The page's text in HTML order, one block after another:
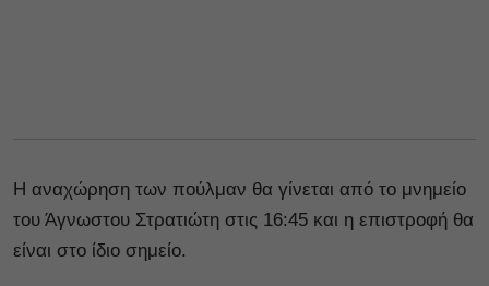
Η αναχώρηση των πούλμαν θα γίνεται από το μνημείο
του Άγνωστου Στρατιώτη στις 16:45 και η επιστροφή θα
είναι στο ίδιο σημείο.